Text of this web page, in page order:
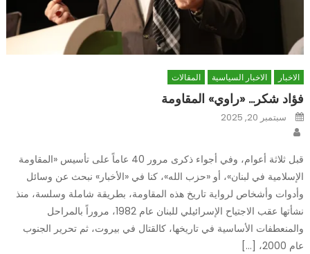
الاخبار الاخبار السياسية المقالات
فؤاد شكر… «راوي» المقاومة
Posted
onسبتمبر 20, 2025
قبل ثلاثة أعوام، وفي أجواء ذكرى مرور 40 عاماً على تأسيس «المقاومة
الإسلامية في لبنان»، أو «حزب الله»، كنا في «الأخبار» نبحث عن وسائل
وأدوات وأشخاص لرواية تاريخ هذه المقاومة، بطريقة شاملة وسلسة، منذ
نشأتها عقب الاجتياح الإسرائيلي للبنان عام 1982، مروراً بالمراحل
والمنعطفات الأساسية في تاريخها، كالقتال في بيروت، ثم تحرير الجنوب
عام 2000، […]